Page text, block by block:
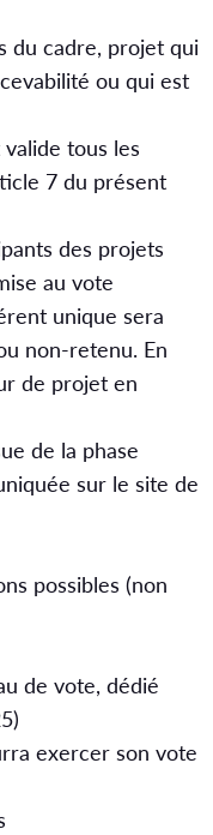
du cadre, projet qui
ou qui est
tous les
7 du présent
des projets
au vote
unique sera
non-retenu. En
de projet en
de la phase
sur le site de
possibles (non
de vote, dédié
exercer son vote